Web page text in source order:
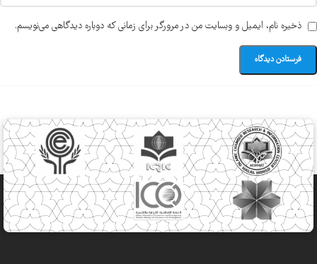
ذخیره نام، ایمیل و وبسایت من در مرورگر برای زمانی که دوباره دیدگاهی می‌نویسم.